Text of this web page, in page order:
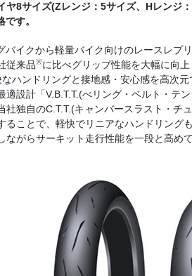
ヤ8サイズ(Zレンジ：5サイズ、Hレンジ
す。
イクから軽量バイク向けのレースレプ
従来品※に比べグリップ性能を大幅に向
ハンドリングと接地感・安心感を高次
適設計「V.B.T.T.(べリング・ベルト・テ
社独自のC.T.T.(キャンバースラスト・
ることで、軽快でリニアなハンドリン
がらサーキット走行性能を一段と高めて